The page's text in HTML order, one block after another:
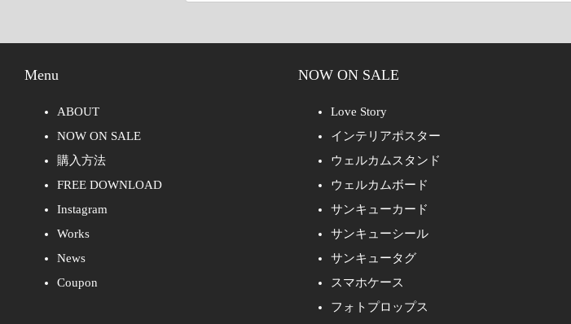
Menu
ABOUT
NOW ON SALE
購入方法
FREE DOWNLOAD
Instagram
Works
News
Coupon
NOW ON SALE
Love Story
インテリアポスター
ウェルカムスタンド
ウェルカムボード
サンキューカード
サンキューシール
サンキュータグ
スマホケース
フォトプロップス